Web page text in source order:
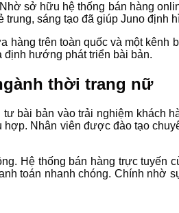
sở hữu hệ thống bán hàng
sáng tạo đã giúp Juno
trên toàn quốc và một
hướng phát triển bài bản.
thời trang nữ
bài bản vào trải nghiệm khách
Nhân viên được đào tạo
Hệ thống bán hàng trực tuyến
toán nhanh chóng. Chính